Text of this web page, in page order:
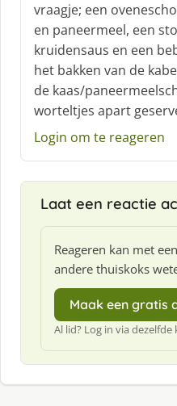
h
r
e
e
f
vraagje; een
en paneermeel, een
kruidensaus en een
het bakken van de
de kaas/
worteltjes apart
Login om te reageren
Laat een reactie
Reageren kan met
andere thuiskoks
Maak een gratis
Al lid? Log in via